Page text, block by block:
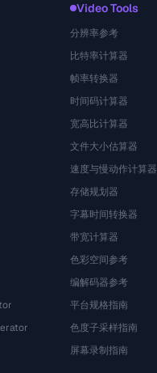
Video Tools
分辨率参考
比特率计算器
帧率转换器
时间码计算器
宽高比计算器
文件大小估算器
速度与慢动作计算器
存储规划器
字幕时间转换器
带宽计算器
色彩空间参考
编解码器参考
平台规格指南
色度子采样指南
屏幕录制指南